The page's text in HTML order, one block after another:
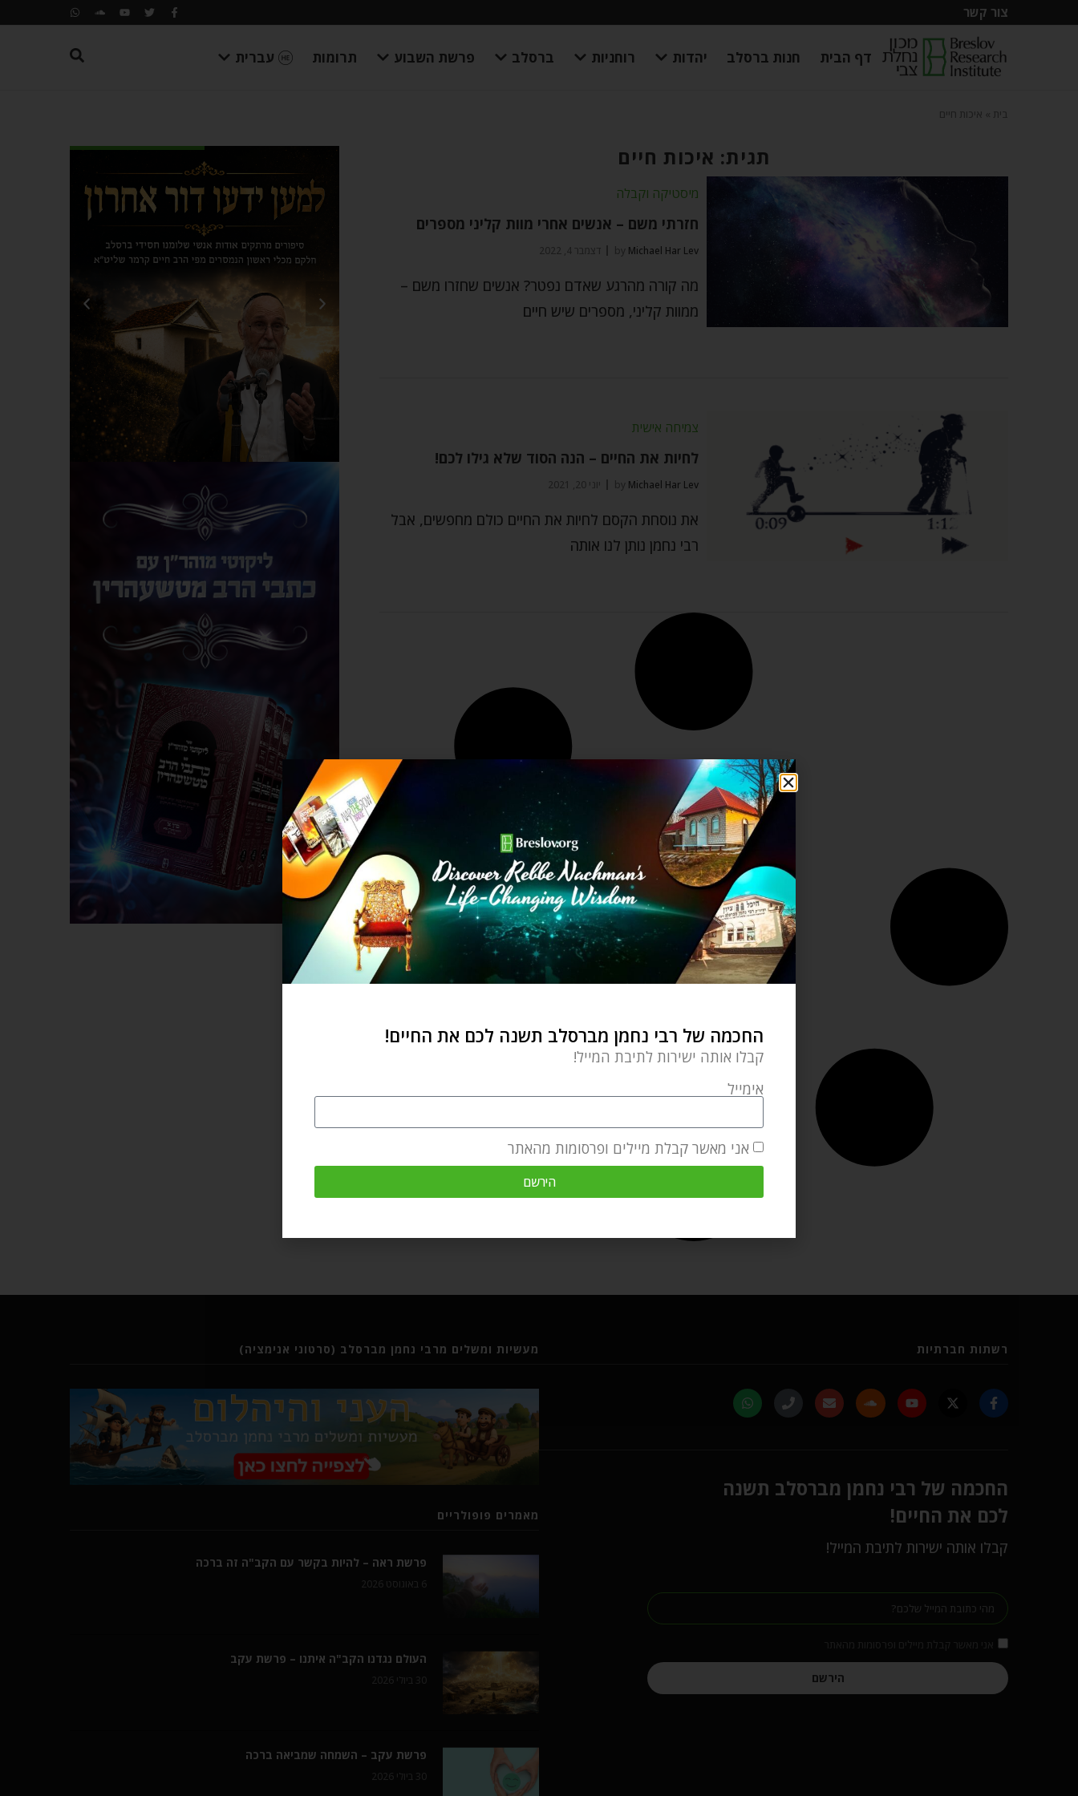
צור קשר
דף הבית חנות ברסלב יהדות רוחניות ברסלב פרשת השבוע תרומות עברית
בית איכות חיים
תגית: איכות חיים
מיסטיקה וקבלה
חזרתי משם – אנשים אחרי מוות קליני מספרים
by Michael Har Lev דצמבר 4, 2022
מה קורה מהרגע שאדם נפטר? אנשים שחזרו משם –
ממוות קליני, מספרים שיש חיים
צמיחה אישית
לחיות את החיים – הנה הסוד שלא גילו לכם!
by Michael Har Lev יוני 20, 2021
את נוסחת הקסם לחיות את החיים כולם מחפשים, אבל
רבי נחמן נותן לנו אותה
רשתות חברתיות
החכמה של רבי נחמן מברסלב תשנה
לכם את החיים!
קבלו אותה ישירות לתיבת המייל!
הירשם
מעשיות ומשלים מרבי נחמן מברסלב (סרטוני אנימציה)
מאמרים פופולריים
פרשת ראה – להיות בקשר עם הקב"ה זה ברכה
העולם נגדנו הקב"ה איתנו – פרשת עקב
פרשת עקב – השמחה שמביאה ברכה
החכמה של רבי נחמן מברסלב תשנה לכם את החיים!
קבלו אותה ישירות לתיבת המייל!
אימייל
אני מאשר קבלת מיילים ופרסומות מהאתר
הירשם